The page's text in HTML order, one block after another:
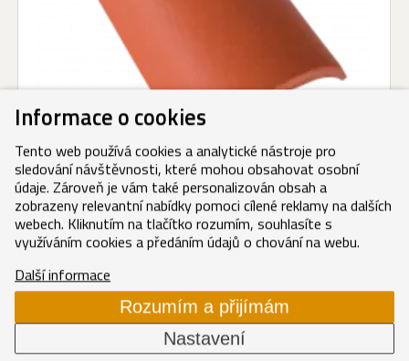
Hřebenáč mars matný
Mars matný(ClimaControl)
132,20 Kč/ks
159,96 Kč/ks s DPH
ZENIT MAX
Informace o cookies
Tento web používá cookies a analytické nástroje pro
sledování návštěvnosti, které mohou obsahovat osobní
údaje. Zároveň je vám také personalizován obsah a
zobrazeny relevantní nabídky pomoci cílené reklamy na dalších
webech. Kliknutím na tlačítko rozumím, souhlasíte s
využíváním cookies a předáním údajů o chování na webu.
Další informace
Rozumím a přijímám
Nastavení